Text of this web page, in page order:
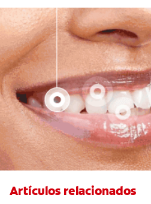
Artículos relacionados